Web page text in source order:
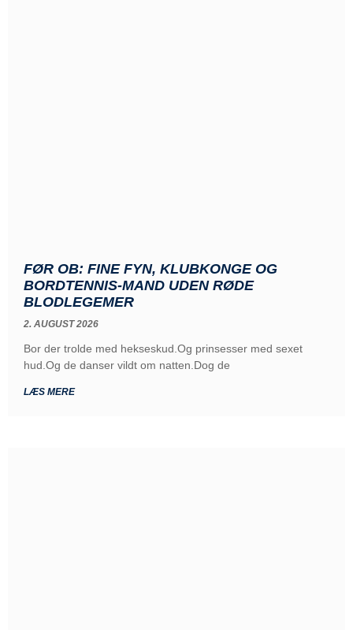
FØR OB: FINE FYN, KLUBKONGE OG
BORDTENNIS-MAND UDEN RØDE
BLODLEGEMER
2. AUGUST 2026
Bor der trolde med hekseskud.Og prinsesser med sexet
hud.Og de danser vildt om natten.Dog de
LÆS MERE